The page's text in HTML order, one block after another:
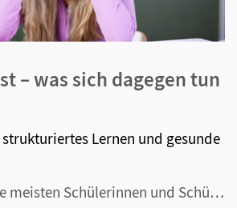
– was sich dagegen tun
Lernen und gesunde
Eigentlich sind die meisten Schülerinnen und Schüler gut vorbereitet. Der Lernstoff wurde intensiv im Unterricht behandelt und es sollte auch klar sein, was in der Prüfung vorkommen wird. Dennoch erleben Lehrerinnen und Lehrer immer wieder Überraschungen, weil Schülerinnen und Schüler bei der Prüfun...